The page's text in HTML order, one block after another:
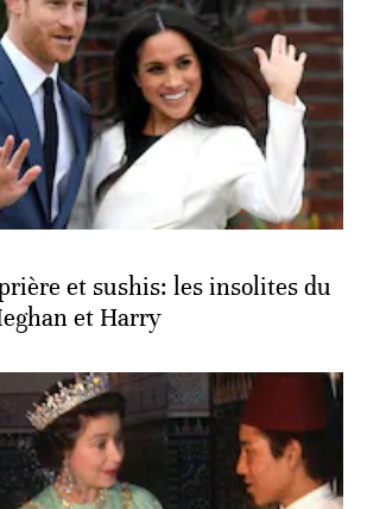
et sushis: les insolites du
et Harry